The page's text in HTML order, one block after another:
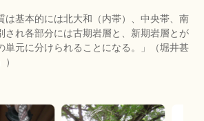
は基本的には北大和（内帯）、中央帯、南
され各部分には古期岩層と、新期岩層とが
単元に分けられることになる。」（堀井甚